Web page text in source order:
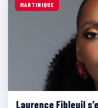
MARTINIQUE
Laurence Fibleuil